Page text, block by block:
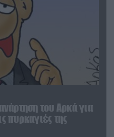
του Αρκά για
πυρκαγιές της